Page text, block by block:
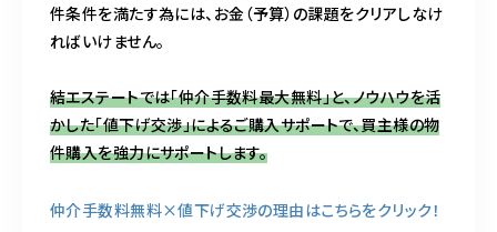
件条件を満たす為には、お金（予算）の課題をクリアしなけ
ればいけません。
結エステートでは「仲介手数料最大無料」と、ノウハウを活
かした「値下げ交渉」によるご購入サポートで、買主様の物
件購入を強力にサポートします。
仲介手数料無料×値下げ交渉の理由はこちらをクリック！